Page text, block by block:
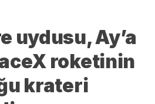
uydusu, Ay’a
roketinin
krateri